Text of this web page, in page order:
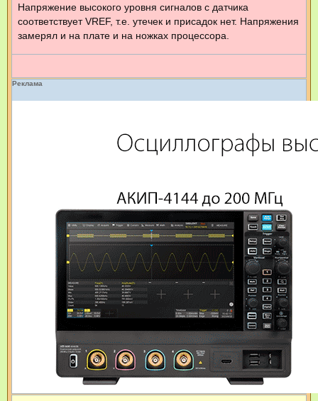
Напряжение высокого уровня сигналов с датчика
соответствует VREF, т.е. утечек и присадок нет. Напряжения
замерял и на плате и на ножках процессора.
Реклама